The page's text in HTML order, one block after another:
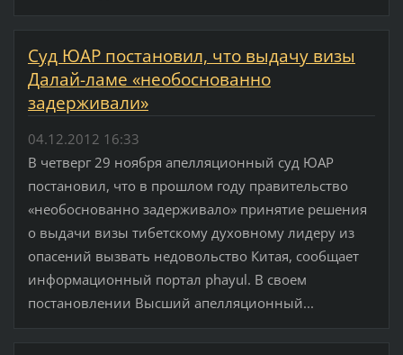
Суд ЮАР постановил, что выдачу визы
Далай-ламе «необоснованно
задерживали»
04.12.2012 16:33
В четверг 29 ноября апелляционный суд ЮАР
постановил, что в прошлом году правительство
«необоснованно задерживало» принятие решения
о выдачи визы тибетскому духовному лидеру из
опасений вызвать недовольство Китая, сообщает
информационный портал phayul. В своем
постановлении Высший апелляционный...